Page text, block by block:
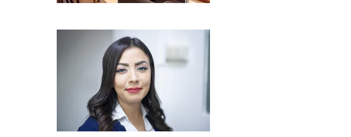
Kaip miegamojo
atmosfera veikia odos
senėjimą?
2026-06-01